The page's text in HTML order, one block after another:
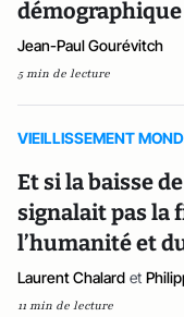
démographique
Jean-Paul Gourévitch
5 min de lecture
VIEILLISSEMENT
Et si la baisse
signalait pas la
l’humanité et
Laurent Chalard et
11 min de lecture